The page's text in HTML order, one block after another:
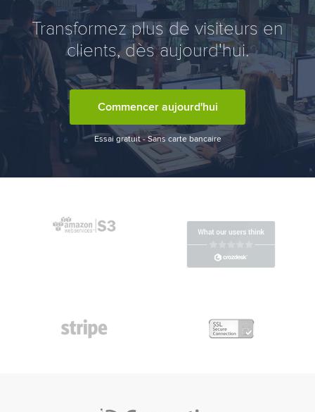
Transformez plus de visiteurs en
clients, dès aujourd'hui.
Commencer aujourd'hui
Essai gratuit - Sans carte bancaire